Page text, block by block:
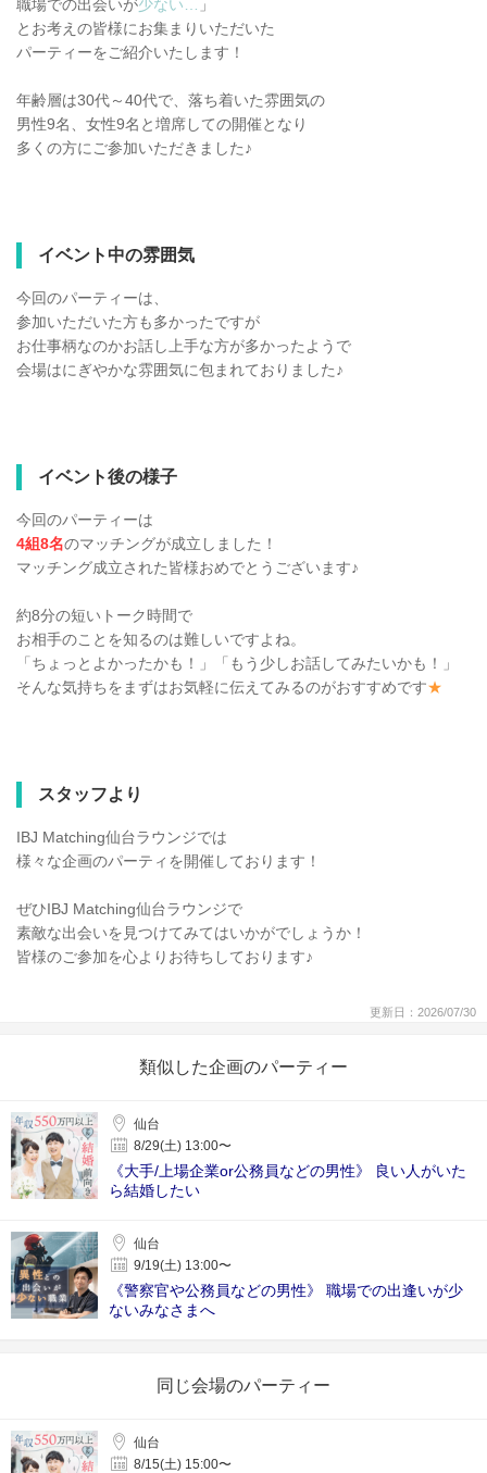
職場での出会いが少ない…
」
とお考えの皆様にお集まりいただいた
パーティーをご紹介いたします！
年齢層は30代～40代で、落ち着いた雰囲気の
男性9名、女性9名と増席しての開催となり
多くの方にご参加いただきました♪
イベント中の雰囲気
今回のパーティーは、
参加いただいた方も多かったですが
お仕事柄なのかお話し上手な方が多かったようで
会場はにぎやかな雰囲気に包まれておりました♪
イベント後の様子
今回のパーティーは
4組8名のマッチングが成立しました！
マッチング成立された皆様おめでとうございます♪
約8分の短いトーク時間で
お相手のことを知るのは難しいですよね。
「ちょっとよかったかも！」「もう少しお話してみたいかも！」
そんな気持ちをまずはお気軽に伝えてみるのがおすすめです★
スタッフより
IBJ Matching仙台ラウンジでは
様々な企画のパーティを開催しております！
ぜひIBJ Matching仙台ラウンジで
素敵な出会いを見つけてみてはいかがでしょうか！
皆様のご参加を心よりお待ちしております♪
更新日：2026/07/30
類似した企画のパーティー
仙台
8/29(土) 13:00〜
《大手/上場企業or公務員などの男性》 良い人がいた
ら結婚したい
仙台
9/19(土) 13:00〜
《警察官や公務員などの男性》 職場での出逢いが少
ないみなさまへ
同じ会場のパーティー
仙台
8/15(土) 15:00〜